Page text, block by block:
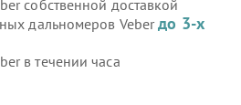
собственной доставкой
дальномеров Veberдо 3-х
в течении часа